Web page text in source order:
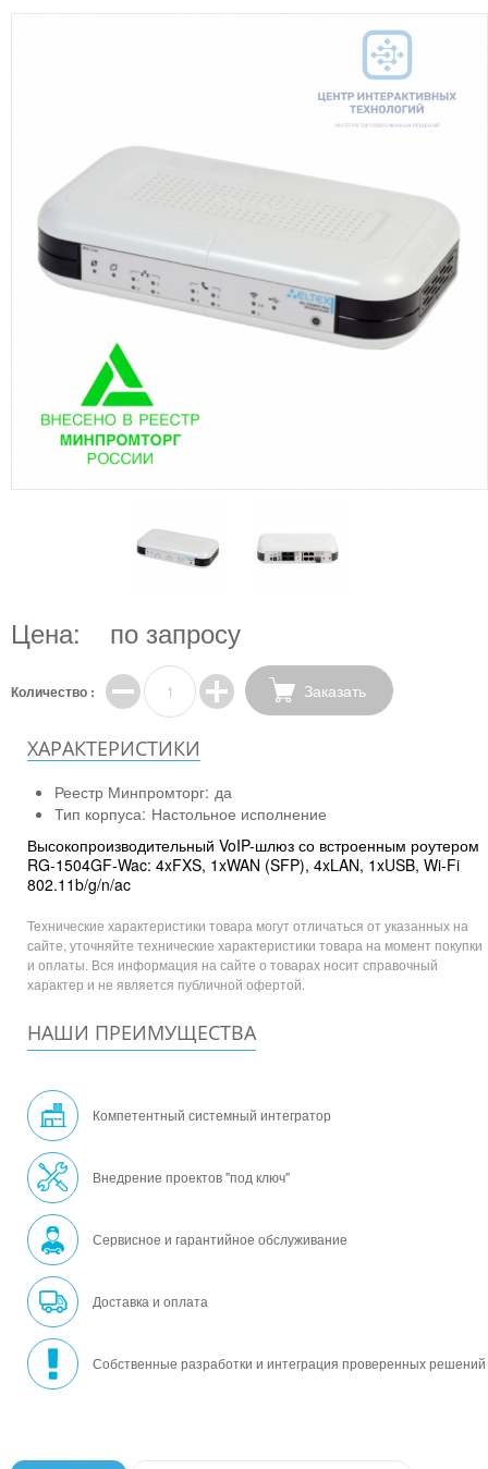
Цена: по запросу
Количество : Заказать
ХАРАКТЕРИСТИКИ
Реестр Минпромторг: да
Тип корпуса: Настольное исполнение
Высокопроизводительный VoIP-шлюз со встроенным роутером
RG-1504GF-Wac: 4xFXS, 1xWAN (SFP), 4xLAN, 1xUSB, Wi-Fi
802.11b/g/n/ac
Технические характеристики товара могут отличаться от указанных на
сайте, уточняйте технические характеристики товара на момент покупки
и оплаты. Вся информация на сайте о товарах носит справочный
характер и не является публичной офертой.
НАШИ ПРЕИМУЩЕСТВА
Компетентный системный интегратор
Внедрение проектов "под ключ"
Сервисное и гарантийное обслуживание
Доставка и оплата
Собственные разработки и интеграция проверенных решений